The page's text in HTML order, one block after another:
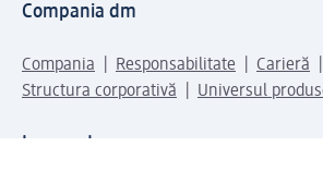
Compania dm
Compania Responsabilitate Carieră
Structura corporativă
Universul
Lumea dm